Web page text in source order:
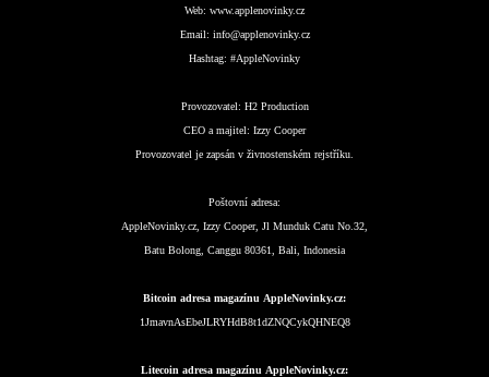
Web: www.applenovinky.cz
Email: info@applenovinky.cz
Hashtag: #AppleNovinky
Provozovatel: H2 Production
CEO a majitel: Izzy Cooper
Provozovatel je zapsán v živnostenském rejstříku.
Poštovní adresa:
AppleNovinky.cz, Izzy Cooper, Jl Munduk Catu No.32,
Batu Bolong, Canggu 80361, Bali, Indonesia
Bitcoin adresa magazínu AppleNovinky.cz:
1JmavnAsEbeJLRYHdB8t1dZNQCykQHNEQ8
Litecoin adresa magazínu AppleNovinky.cz: